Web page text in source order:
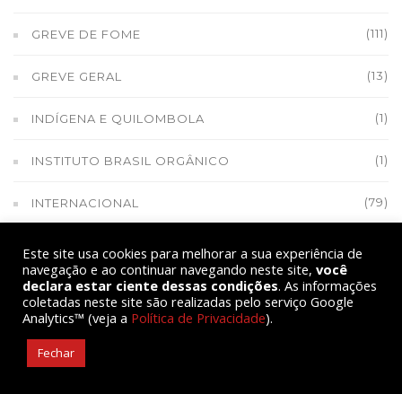
GREVE DE FOME (111)
GREVE GERAL (13)
INDÍGENA E QUILOMBOLA (1)
INSTITUTO BRASIL ORGÂNICO (1)
INTERNACIONAL (79)
ISRAEL DESTRÓI BANCO DE SEMENTES NA PALESTINA
IV ENCONTRO DAS MULHERES CAMPONESAS DO
MPA
Este site usa cookies para melhorar a sua experiência de
navegação e ao continuar navegando neste site, você
declara estar ciente dessas condições. As informações
coletadas neste site são realizadas pelo serviço Google
Analytics™ (veja a Política de Privacidade).
Fechar